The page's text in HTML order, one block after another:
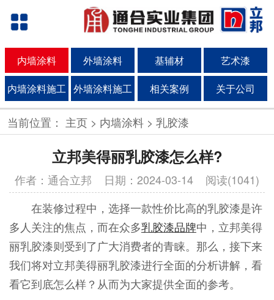
内墙涂料 外墙涂料 基辅材 艺术漆
内墙涂料施工 外墙涂料施工 相关案例 关于公司
当前位置： 主页> 内墙涂料> 乳胶漆
立邦美得丽乳胶漆怎么样?
作者：通合立邦 日期：2024-03-14 阅读(1041)
在装修过程中，选择一款性价比高的乳胶漆是许
多人关注的焦点，而在众多乳胶漆品牌中，立邦美得
丽乳胶漆则受到了广大消费者的青睐。那么，接下来
我们将对立邦美得丽乳胶漆进行全面的分析讲解，看
看它到底怎么样？从而为大家提供全面的参考。